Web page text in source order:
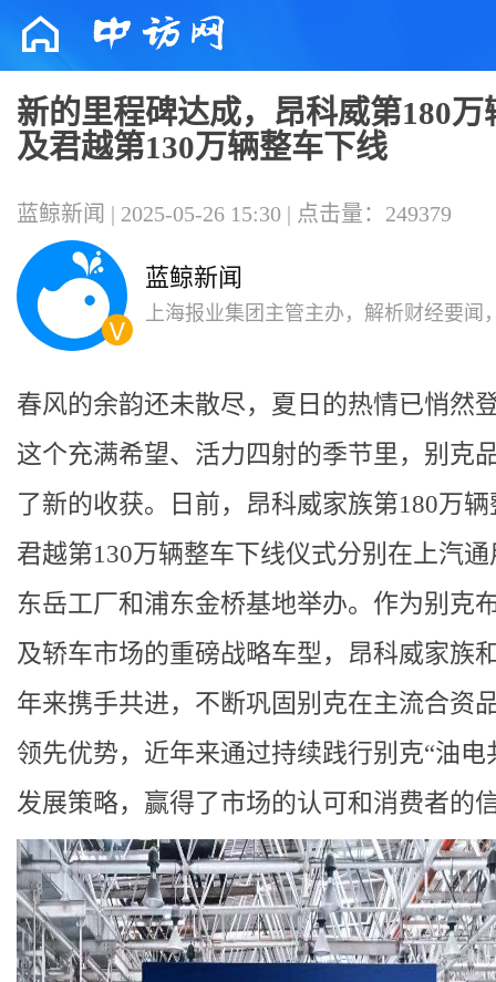
新的里程碑达成，昂科威第180万
及君越第130万辆整车下线
蓝鲸新闻 | 2025-05-26 15:30 | 点击量：249379
蓝鲸新闻
上海报业集团主管主办，解析财经要闻
春风的余韵还未散尽，夏日的热情已悄然
这个充满希望、活力四射的季节里，别克
了新的收获。日前，昂科威家族第180万
君越第130万辆整车下线仪式分别在上汽
东岳工厂和浦东金桥基地举办。作为别克
及轿车市场的重磅战略车型，昂科威家族
年来携手共进，不断巩固别克在主流合资
领先优势，近年来通过持续践行别克“油电
发展策略，赢得了市场的认可和消费者的